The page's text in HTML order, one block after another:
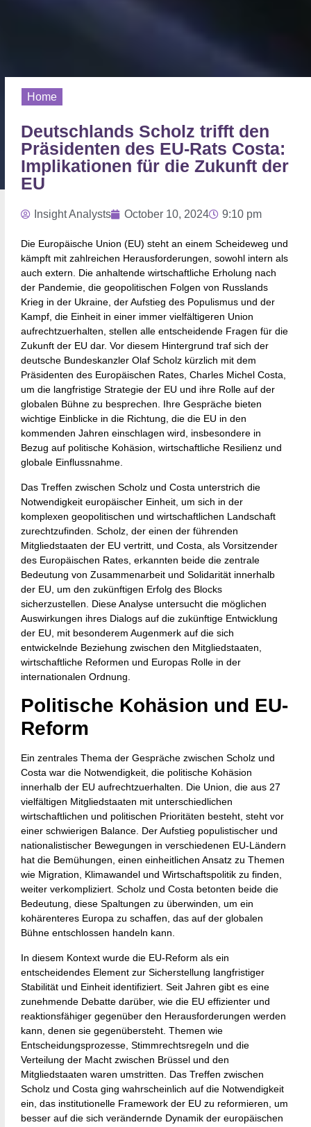
Home
Deutschlands Scholz trifft den
Präsidenten des EU-Rats Costa:
Implikationen für die Zukunft der
EU
Insight Analysts October 10, 2024 9:10 pm
Die Europäische Union (EU) steht an einem Scheideweg und
kämpft mit zahlreichen Herausforderungen, sowohl intern als
auch extern. Die anhaltende wirtschaftliche Erholung nach
der Pandemie, die geopolitischen Folgen von Russlands
Krieg in der Ukraine, der Aufstieg des Populismus und der
Kampf, die Einheit in einer immer vielfältigeren Union
aufrechtzuerhalten, stellen alle entscheidende Fragen für die
Zukunft der EU dar. Vor diesem Hintergrund traf sich der
deutsche Bundeskanzler Olaf Scholz kürzlich mit dem
Präsidenten des Europäischen Rates, Charles Michel Costa,
um die langfristige Strategie der EU und ihre Rolle auf der
globalen Bühne zu besprechen. Ihre Gespräche bieten
wichtige Einblicke in die Richtung, die die EU in den
kommenden Jahren einschlagen wird, insbesondere in
Bezug auf politische Kohäsion, wirtschaftliche Resilienz und
globale Einflussnahme.
Das Treffen zwischen Scholz und Costa unterstrich die
Notwendigkeit europäischer Einheit, um sich in der
komplexen geopolitischen und wirtschaftlichen Landschaft
zurechtzufinden. Scholz, der einen der führenden
Mitgliedstaaten der EU vertritt, und Costa, als Vorsitzender
des Europäischen Rates, erkannten beide die zentrale
Bedeutung von Zusammenarbeit und Solidarität innerhalb
der EU, um den zukünftigen Erfolg des Blocks
sicherzustellen. Diese Analyse untersucht die möglichen
Auswirkungen ihres Dialogs auf die zukünftige Entwicklung
der EU, mit besonderem Augenmerk auf die sich
entwickelnde Beziehung zwischen den Mitgliedstaaten,
wirtschaftliche Reformen und Europas Rolle in der
internationalen Ordnung.
Politische Kohäsion und EU-
Reform
Ein zentrales Thema der Gespräche zwischen Scholz und
Costa war die Notwendigkeit, die politische Kohäsion
innerhalb der EU aufrechtzuerhalten. Die Union, die aus 27
vielfältigen Mitgliedstaaten mit unterschiedlichen
wirtschaftlichen und politischen Prioritäten besteht, steht vor
einer schwierigen Balance. Der Aufstieg populistischer und
nationalistischer Bewegungen in verschiedenen EU-Ländern
hat die Bemühungen, einen einheitlichen Ansatz zu Themen
wie Migration, Klimawandel und Wirtschaftspolitik zu finden,
weiter verkompliziert. Scholz und Costa betonten beide die
Bedeutung, diese Spaltungen zu überwinden, um ein
kohärenteres Europa zu schaffen, das auf der globalen
Bühne entschlossen handeln kann.
In diesem Kontext wurde die EU-Reform als ein
entscheidendes Element zur Sicherstellung langfristiger
Stabilität und Einheit identifiziert. Seit Jahren gibt es eine
zunehmende Debatte darüber, wie die EU effizienter und
reaktionsfähiger gegenüber den Herausforderungen werden
kann, denen sie gegenübersteht. Themen wie
Entscheidungsprozesse, Stimmrechtsregeln und die
Verteilung der Macht zwischen Brüssel und den
Mitgliedstaaten waren umstritten. Das Treffen zwischen
Scholz und Costa ging wahrscheinlich auf die Notwendigkeit
ein, das institutionelle Framework der EU zu reformieren, um
besser auf die sich verändernde Dynamik der europäischen